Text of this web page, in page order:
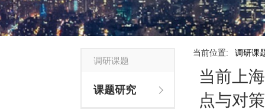
调研课题
课题研究
当前位置: 调研课
当前上
点与对